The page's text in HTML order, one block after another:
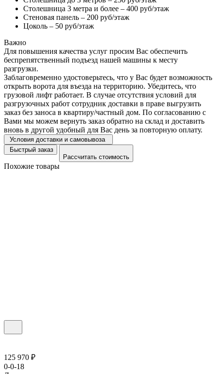
Столешница 3 метра и более – 400 руб/этаж
Стеновая панель – 200 руб/этаж
Цоколь – 50 руб/этаж
Важно
Для повышения качества услуг просим Вас обеспечить
беспрепятственный подъезд нашей машины к месту
разгрузки.
Заблаговременно удостоверьтесь, что у Вас будет возможность
открыть ворота для въезда на территорию. Убедитесь, что
грузовой лифт работает. В случае отсутствия условий для
разгрузочных работ сотрудник доставки в праве выгрузить
заказ без заноса в квартиру/частный дом. По согласованию с
Вами мы можем вернуть заказ обратно на склад и доставить
вновь в другой удобный для Вас день за повторную оплату.
Условия доставки и самовывоза
Быстрый заказ
Рассчитать стоимость
Похожие товары
125 970 ₽
0-0-18